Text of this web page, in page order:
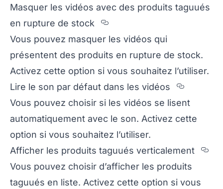
Masquer les vidéos avec des produits taguués
en rupture de stock
Section titled
Vous pouvez masquer les vidéos qui
présentent des produits en rupture de stock.
Activez cette option si vous souhaitez l’utiliser.
Lire le son par défaut dans les vidéos
Section
Vous pouvez choisir si les vidéos se lisent
automatiquement avec le son. Activez cette
option si vous souhaitez l’utiliser.
Afficher les produits taguués verticalement
Vous pouvez choisir d’afficher les produits
taguués en liste. Activez cette option si vous